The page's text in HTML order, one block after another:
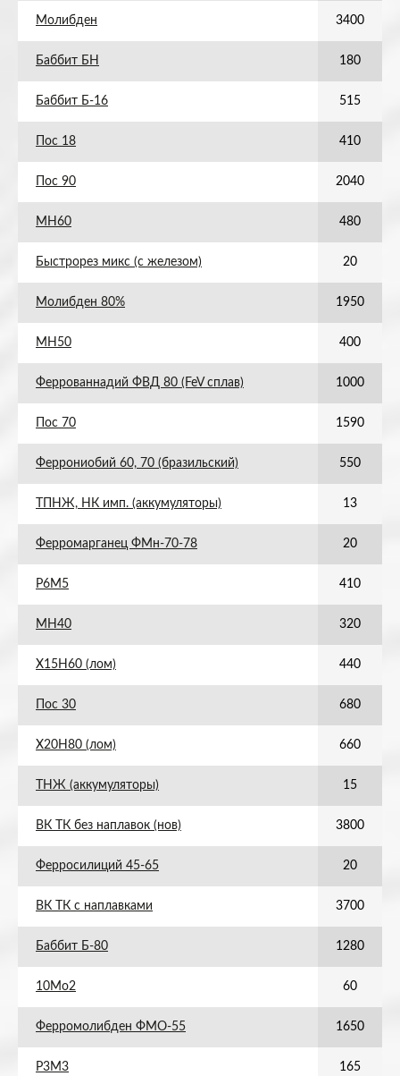
Молибден 3400
Баббит БН 180
Баббит Б-16 515
Пос 18 410
Пос 90 2040
МН60 480
Быстрорез микс (с железом) 20
Молибден 80% 1950
МН50 400
Феррованнадий ФВД 80 (FeV сплав) 1000
Пос 70 1590
Феррониобий 60, 70 (бразильский) 550
ТПНЖ, НК имп. (аккумуляторы) 13
Ферромарганец ФМн-70-78 20
Р6М5 410
МН40 320
Х15Н60 (лом) 440
Пос 30 680
Х20Н80 (лом) 660
ТНЖ (аккумуляторы) 15
ВК ТК без наплавок (нов) 3800
Ферросилиций 45-65 20
ВК ТК с наплавками 3700
Баббит Б-80 1280
10Мо2 60
Ферромолибден ФМО-55 1650
Р3М3 165